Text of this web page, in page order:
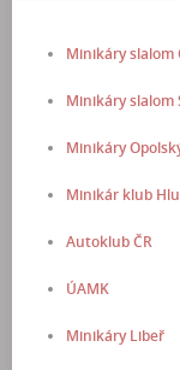
Minikáry slalom
Minikáry slalom
Minikáry
Minikár klub
Autoklub ČR
ÚAMK
Minikáry Libeř